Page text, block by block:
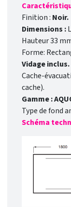
Finition : Noir.
Dimensions :
Hauteur 33
Forme:
Vidage inclus.
Cache-
cache).
Gamme :
Type de fond
Schéma